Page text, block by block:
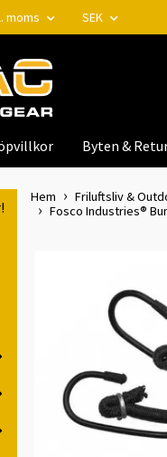
moms SEK
Byten &
Hem Friluftsliv &
Fosco Industries®